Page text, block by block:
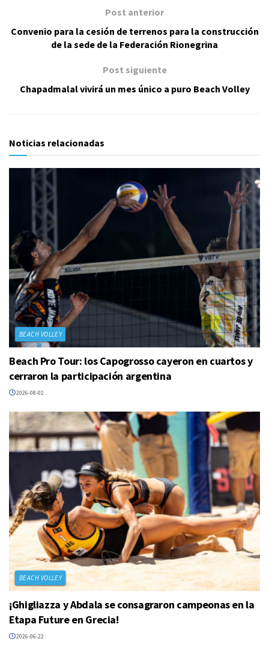
Post anterior
Convenio para la cesión de terrenos para la construcción
de la sede de la Federación Rionegrina
Post siguiente
Chapadmalal vivirá un mes único a puro Beach Volley
Noticias relacionadas
BEACH VOLLEY
Beach Pro Tour: los Capogrosso cayeron en cuartos y
cerraron la participación argentina
2026-08-02
BEACH VOLLEY
¡Ghigliazza y Abdala se consagraron campeonas en la
Etapa Future en Grecia!
2026-06-22